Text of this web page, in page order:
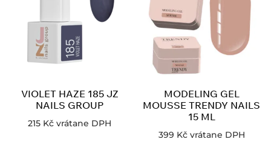
VIOLET HAZE 185 JZ
NAILS GROUP
215 Kč vrátane DPH
MODELING GEL
MOUSSE TRENDY NAILS
15 ML
399 Kč vrátane DPH